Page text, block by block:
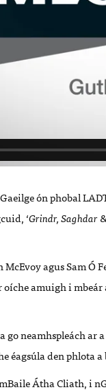
ón phobal
, ‘Grindr, Saghdar
McEvoy agus SamÓ
oíche amuigh i mbeár
go neamhspleách ar
éagsúla den phlotaa
Átha Cliath, i